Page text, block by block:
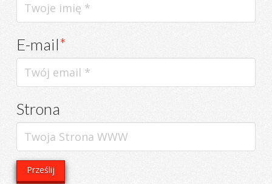
E-mail*
Strona